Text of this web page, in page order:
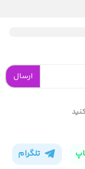
ارسال
تلگرام